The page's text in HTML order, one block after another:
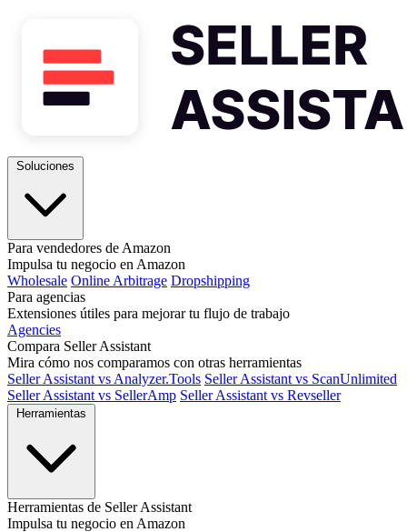
Para vendedores de Amazon
Impulsa tu negocio en Amazon
Wholesale Online Arbitrage Dropshipping
Para agencias
Extensiones útiles para mejorar tu flujo de trabajo
Agencies
Compara Seller Assistant
Mira cómo nos comparamos con otras herramientas
Seller Assistant vs Analyzer.Tools Seller Assistant vs ScanUnlimited
Seller Assistant vs SellerAmp Seller Assistant vs Revseller
Herramientas de Seller Assistant
Impulsa tu negocio en Amazon